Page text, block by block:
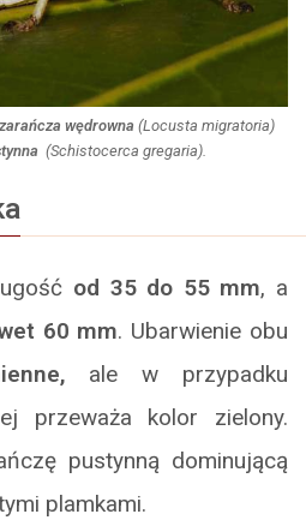
wędrowna (Locusta migratoria)
(Schistocerca gregaria).
od 35 do 55 mm, a
60 mm. Ubarwienie obu
ale w przypadku
przeważa kolor zielony.
pustynną dominującą
plamkami.